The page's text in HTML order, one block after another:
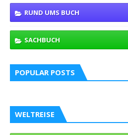
RUND UMS BUCH
SACHBUCH
POPULAR POSTS
WELTREISE